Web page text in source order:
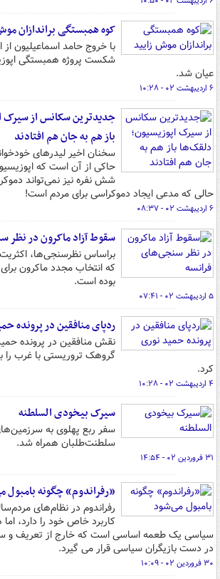
کوه همبستگی براندازان
با خروج حامد اسماعیلیون از
شکست پروژه همبستگی
عیان شد.
۶ اردیبهشت ۰۲ - ۱۰:۲۸
جدیدترین سکانس از سیرک
باز هم به جان هم افتادند
سخنان اخیر لیدرهای
حاکی از آن است که
شش نفره نیز نمی‌تواند
حالی که مدعی ایجاد دموکراسی برای مردم است!
۶ اردیبهشت ۰۲ - ۰۸:۳۷
سقوط آزاد ماکرون در نظر
براساس نظرسنجی‌ها،
که انتخاب مجدد ماکرون
بوده است.
۵ اردیبهشت ۰۲ - ۰۷:۴۱
ردپای منافقین در پرونده
نقش منافقین در پرونده
گروهک تروریستی با غرب
کرد.
۴ اردیبهشت ۰۲ - ۱۰:۲۸
سیرک بیخودی السلطنه
سفر ربع پهلوی به
سلطنت‌طلبان همراه شد.
۳۱ فروردین ۰۲ - ۱۴:۵۴
«رفراندوم» چگونه بامبول
رفراندوم در نظام‌های
کاربرد خاص خود را دارد،
سیاسی یک طعمه اساسی است که خارج از تعریف و
در دست بازیگران سیاسی قرار می گیرد.
۳۰ فروردین ۰۲ - ۱۰:۰۹